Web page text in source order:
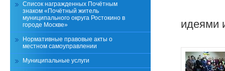
идеями
Список награжденных Почётным
знаком «Почётный житель
муниципального округа Ростокино в
городе Москве»
Нормативные правовые акты о
местном самоуправлении
Муниципальные услуги